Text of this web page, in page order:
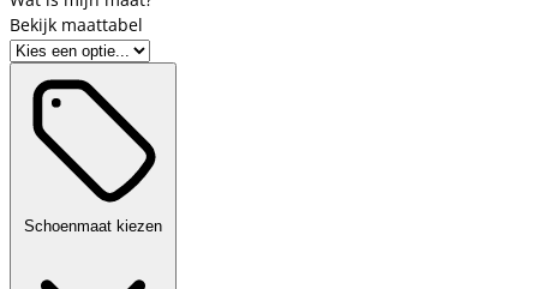
Bekijk maattabel
Schoenmaat kiezen